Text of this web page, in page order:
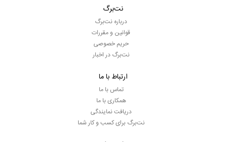
نت‌برگ
درباره نت‌برگ
قوانین و مقررات
حریم خصوصی
نت‌برگ در اخبار
ارتباط با ما
تماس با ما
همکاری با ما
دریافت نمایندگی
نت‌برگ برای کسب و کار شما